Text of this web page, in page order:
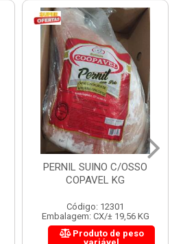
HAMBURGUER BOVINO
PERDIGAO CX 2,016KG
Embalagem: CX/1